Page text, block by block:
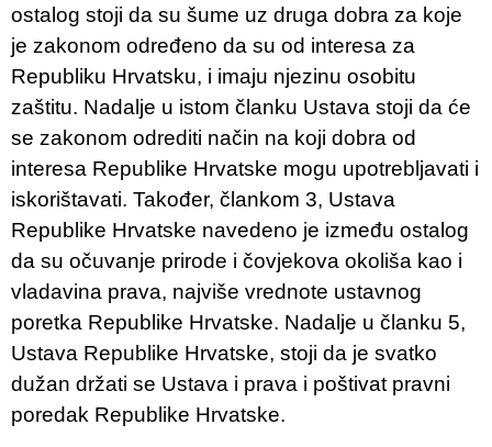
ostalog stoji da su šume uz druga dobra za koje
je zakonom određeno da su od interesa za
Republiku Hrvatsku, i imaju njezinu osobitu
zaštitu. Nadalje u istom članku Ustava stoji da će
se zakonom odrediti način na koji dobra od
interesa Republike Hrvatske mogu upotrebljavati i
iskorištavati. Također, člankom 3, Ustava
Republike Hrvatske navedeno je između ostalog
da su očuvanje prirode i čovjekova okoliša kao i
vladavina prava, najviše vrednote ustavnog
poretka Republike Hrvatske. Nadalje u članku 5,
Ustava Republike Hrvatske, stoji da je svatko
dužan držati se Ustava i prava i poštivat pravni
poredak Republike Hrvatske.